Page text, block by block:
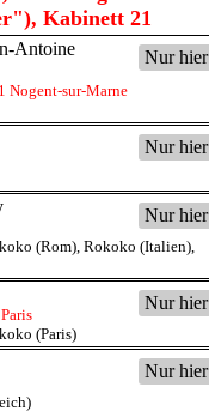
Kabinett 21
Nur hier
Antoine
Nogent-sur-Marne
Nur hier
Nur hier
(Rom), Rokoko (Italien),
Nur hier
(Paris)
Nur hier